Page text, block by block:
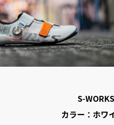
S-
カラー：ホワ